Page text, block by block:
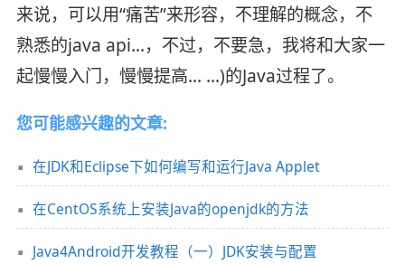
来说，可以用“痛苦”来形容，不理解的概念，不
熟悉的java api...，不过，不要急，我将和大家一
起慢慢入门，慢慢提高... ...)的Java过程了。
您可能感兴趣的文章:
在JDK和Eclipse下如何编写和运行Java Applet
在CentOS系统上安装Java的openjdk的方法
Java4Android开发教程（一）JDK安装与配置